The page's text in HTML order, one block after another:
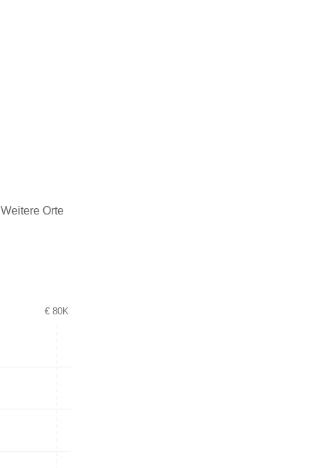
Weitere Orte
€ 80K